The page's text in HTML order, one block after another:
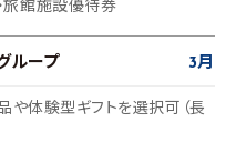
旅館施設優待券
ループ 3月
体験型ギフトを選択可（長